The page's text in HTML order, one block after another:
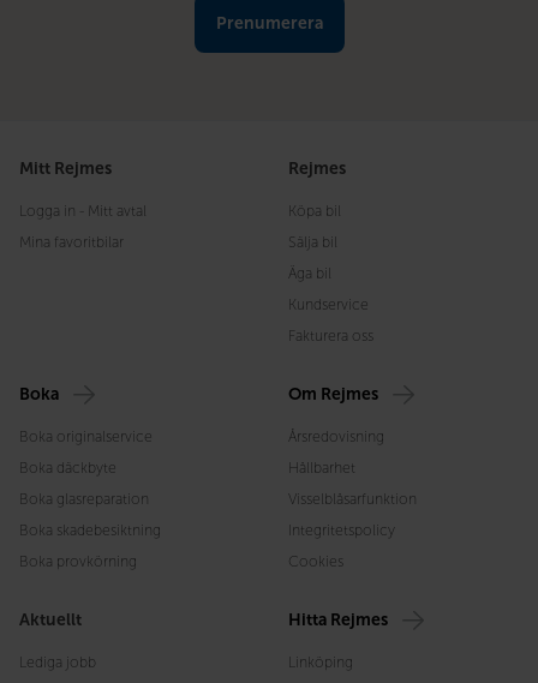
Mitt Rejmes
Logga in - Mitt avtal
Mina favoritbilar
Rejmes
Köpa bil
Sälja bil
Äga bil
Kundservice
Fakturera oss
Boka
Boka originalservice
Boka däckbyte
Boka glasreparation
Boka skadebesiktning
Boka provkörning
Om Rejmes
Årsredovisning
Hållbarhet
Visselblåsarfunktion
Integritetspolicy
Cookies
Aktuellt
Lediga jobb
Hitta Rejmes
Linköping